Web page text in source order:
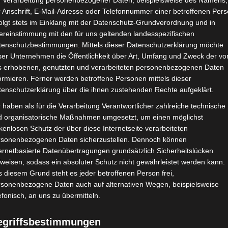
STADIEN IMPRESSUM
du Sahel Sousse (ESS) – Croissant Sportif Chebbien (CSC)
2022-14:30
2023 - Gruppenphase| Spieltag 6
0-0
Anschrift, E-Mail-Adresse oder Telefonnummer einer betroffenen
stets im Einklang mit der Datenschutz-Grundverordnung und in
mit den für uns geltenden landesspezifischen
Mittels dieser Datenschutzerklärung möchte
Unternehmen die Öffentlichkeit über Art, Umfang und Zweck der
erhobenen, genutzten und verarbeiteten personenbezogenen Daten
Ferner werden betroffene Personen mittels dieser
über die ihnen zustehenden Rechte aufgeklärt.
haben als für die Verarbeitung Verantwortlicher zahlreiche technische
organisatorische Maßnahmen umgesetzt, um einen möglichst
Schutz der über diese Internetseite verarbeiteten
Daten sicherzustellen. Dennoch können
Datenübertragungen grundsätzlich Sicherheitslücken
sodass ein absoluter Schutz nicht gewährleistet werden kann.
diesem Grund steht es jeder betroffenen Person frei,
Daten auch auf alternativen Wegen, beispielsweise
an uns zu übermitteln.